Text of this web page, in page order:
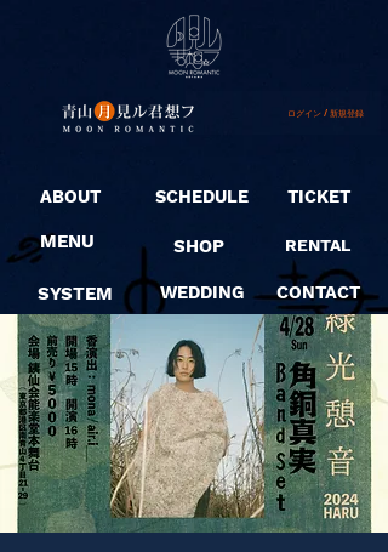
ログイン / 新規登録
ABOUT
MENU
SYSTEM
SCHEDULE
SHOP
WEDDING
TICKET
RENTAL
CONTACT